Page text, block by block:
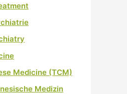
Medicine (TCM)
Medizin